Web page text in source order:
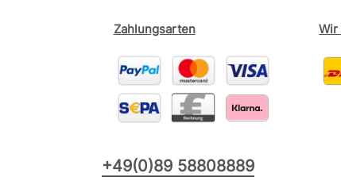
Zahlungsarten Wir
+49(0)89 58808889